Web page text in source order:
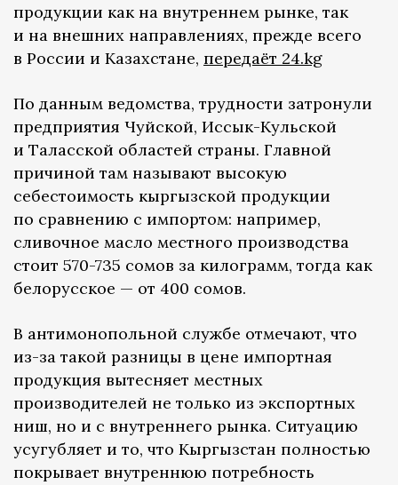
продукции как на внутреннем рынке, так
и на внешних направлениях, прежде всего
в России и Казахстане, передаёт 24.kg
По данным ведомства, трудности затронули
предприятия Чуйской, Иссык-Кульской
и Таласской областей страны. Главной
причиной там называют высокую
себестоимость кыргызской продукции
по сравнению с импортом: например,
сливочное масло местного производства
стоит 570-735 сомов за килограмм, тогда как
белорусское — от 400 сомов.
В антимонопольной службе отмечают, что
из-за такой разницы в цене импортная
продукция вытесняет местных
производителей не только из экспортных
ниш, но и с внутреннего рынка. Ситуацию
усугубляет и то, что Кыргызстан полностью
покрывает внутреннюю потребность